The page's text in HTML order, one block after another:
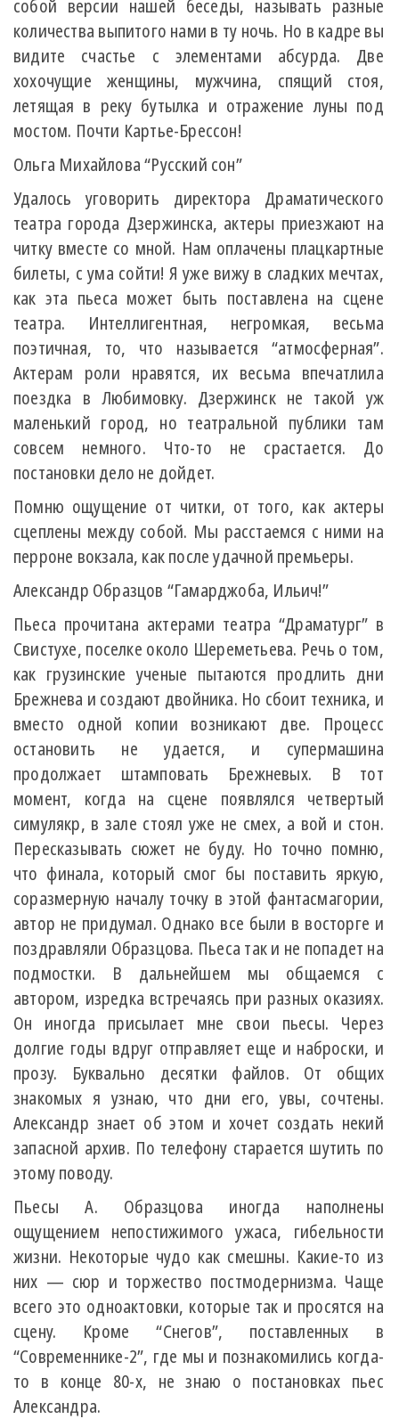
собой версии нашей беседы, называть разные
количества выпитого нами в ту ночь. Но в кадре вы
видите счастье с элементами абсурда. Две
хохочущие женщины, мужчина, спящий стоя,
летящая в реку бутылка и отражение луны под
мостом. Почти Картье-Брессон!
Ольга Михайлова “Русский сон”
Удалось уговорить директора Драматического
театра города Дзержинска, актеры приезжают на
читку вместе со мной. Нам оплачены плацкартные
билеты, с ума сойти! Я уже вижу в сладких мечтах,
как эта пьеса может быть поставлена на сцене
театра. Интеллигентная, негромкая, весьма
поэтичная, то, что называется “атмосферная”.
Актерам роли нравятся, их весьма впечатлила
поездка в Любимовку. Дзержинск не такой уж
маленький город, но театральной публики там
совсем немного. Что-то не срастается. До
постановки дело не дойдет.
Помню ощущение от читки, от того, как актеры
сцеплены между собой. Мы расстаемся с ними на
перроне вокзала, как после удачной премьеры.
Александр Образцов “Гамарджоба, Ильич!”
Пьеса прочитана актерами театра “Драматург” в
Свистухе, поселке около Шереметьева. Речь о том,
как грузинские ученые пытаются продлить дни
Брежнева и создают двойника. Но сбоит техника, и
вместо одной копии возникают две. Процесс
остановить не удается, и супермашина
продолжает штамповать Брежневых. В тот
момент, когда на сцене появлялся четвертый
симулякр, в зале стоял уже не смех, а вой и стон.
Пересказывать сюжет не буду. Но точно помню,
что финала, который смог бы поставить яркую,
соразмерную началу точку в этой фантасмагории,
автор не придумал. Однако все были в восторге и
поздравляли Образцова. Пьеса так и не попадет на
подмостки. В дальнейшем мы общаемся с
автором, изредка встречаясь при разных оказиях.
Он иногда присылает мне свои пьесы. Через
долгие годы вдруг отправляет еще и наброски, и
прозу. Буквально десятки файлов. От общих
знакомых я узнаю, что дни его, увы, сочтены.
Александр знает об этом и хочет создать некий
запасной архив. По телефону старается шутить по
этому поводу.
Пьесы А. Образцова иногда наполнены
ощущением непостижимого ужаса, гибельности
жизни. Некоторые чудо как смешны. Какие-то из
них — сюр и торжество постмодернизма. Чаще
всего это одноактовки, которые так и просятся на
сцену. Кроме “Снегов”, поставленных в
“Современнике-2”, где мы и познакомились когда-
то в конце 80-х, не знаю о постановках пьес
Александра.